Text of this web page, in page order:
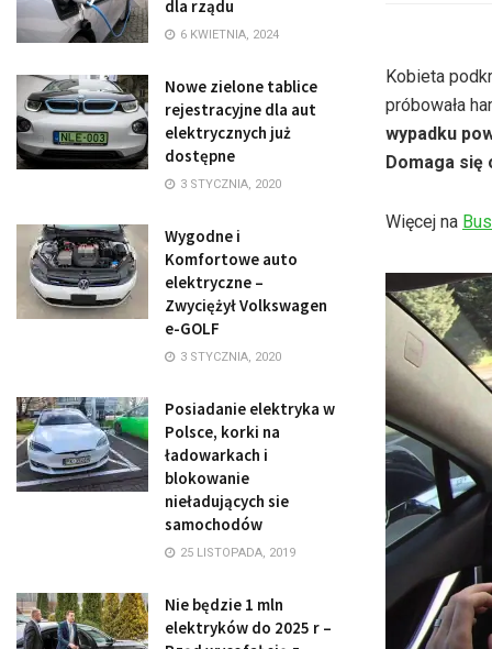
Kobieta
próbowała
wypadku
Domaga się
Więcej na
dla rządu
6 KWIETNIA, 2024
Nowe zielone tablice
rejestracyjne dla aut
elektrycznych już
dostępne
3 STYCZNIA, 2020
Wygodne i
Komfortowe auto
elektryczne –
Zwyciężył Volkswagen
e-GOLF
3 STYCZNIA, 2020
Posiadanie elektryka w
Polsce, korki na
ładowarkach i
blokowanie
nieładujących sie
samochodów
25 LISTOPADA, 2019
Nie będzie 1 mln
elektryków do 2025 r –